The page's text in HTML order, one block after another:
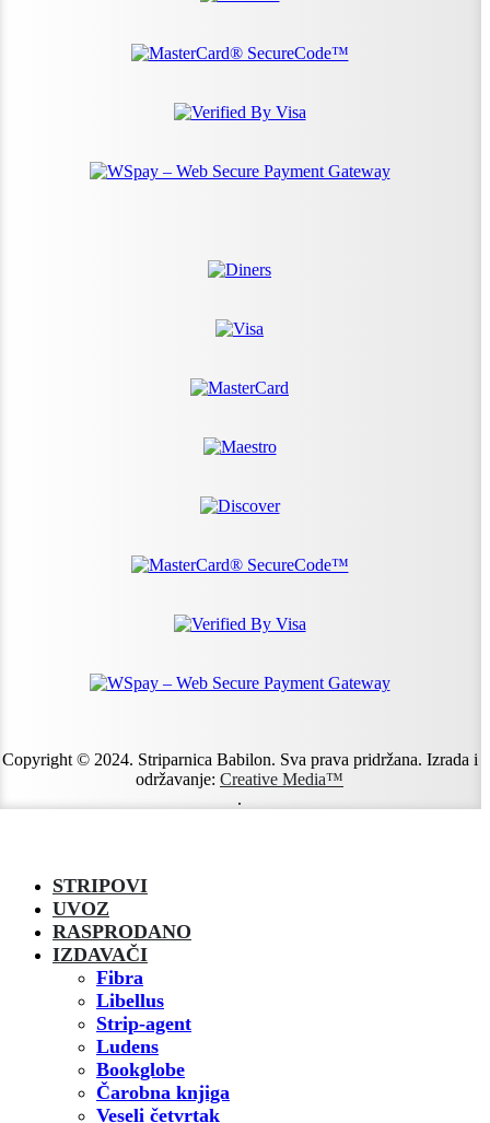
Copyright © 2024. Striparnica Babilon. Sva prava pridržana. Izrada i
održavanje: Creative Media™
.
STRIPOVI
UVOZ
RASPRODANO
IZDAVAČI
Fibra
Libellus
Strip-agent
Ludens
Bookglobe
Čarobna knjiga
Veseli četvrtak